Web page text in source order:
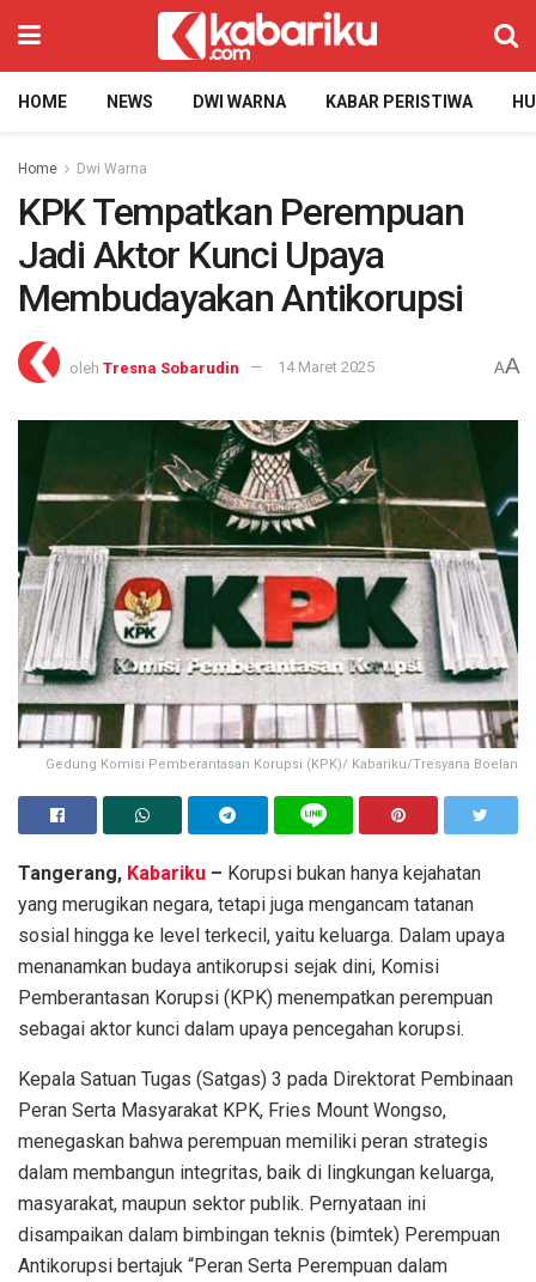
HOME NEWS DWI WARNA KABAR PERISTIWA
Home Dwi Warna
KPK Tempatkan Perempuan
Jadi Aktor Kunci Upaya
Membudayakan Antikorupsi
oleh Tresna Sobarudin 14 Maret 2025 AA
Gedung Komisi Pemberantasan Korupsi (KPK)/ Kabariku/Tresyana Boelan
Tangerang, Kabariku – Korupsi bukan hanya kejahatan
yang merugikan negara, tetapi juga mengancam tatanan
sosial hingga ke level terkecil, yaitu keluarga. Dalam upaya
menanamkan budaya antikorupsi sejak dini, Komisi
Pemberantasan Korupsi (KPK) menempatkan perempuan
sebagai aktor kunci dalam upaya pencegahan korupsi.
Kepala Satuan Tugas (Satgas) 3 pada Direktorat Pembinaan
Peran Serta Masyarakat KPK, Fries Mount Wongso,
menegaskan bahwa perempuan memiliki peran strategis
dalam membangun integritas, baik di lingkungan keluarga,
masyarakat, maupun sektor publik. Pernyataan ini
disampaikan dalam bimbingan teknis (bimtek) Perempuan
Antikorupsi bertajuk “Peran Serta Perempuan dalam